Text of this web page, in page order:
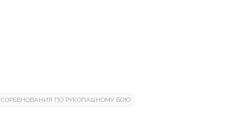
СОРЕВНОВАНИЯ ПО РУКОПАШНОМУ БОЮ